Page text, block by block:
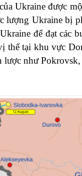
Ukraine được
lượng Ukraine bị
để đạt các
thế tại khu vực
lược như